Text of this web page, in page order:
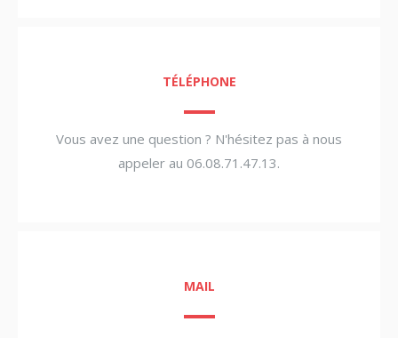
TÉLÉPHONE
Vous avez une question ? N'hésitez pas à nous
appeler au 06.08.71.47.13.
MAIL